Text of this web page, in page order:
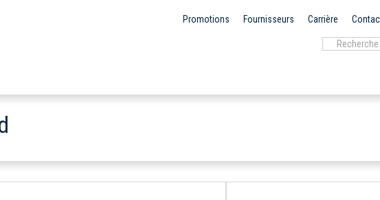
Promotions Fournisseurs Carrière